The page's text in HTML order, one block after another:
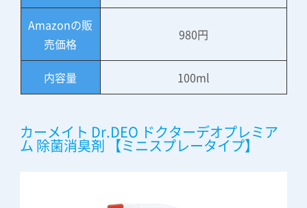
Amazonの販
売価格
980円
内容量 100ml
カーメイト Dr.DEO ドクターデオプレミア
ム 除菌消臭剤 【ミニスプレータイプ】